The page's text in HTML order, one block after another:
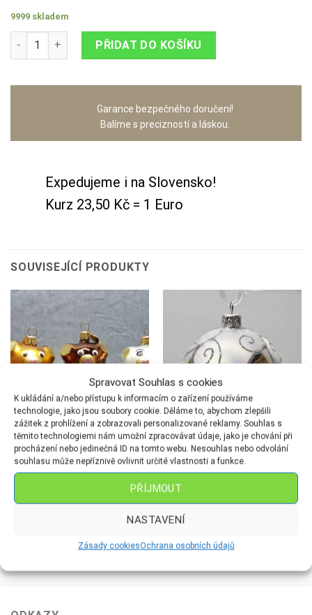
Spravovat Souhlas s cookies
K ukládání a/nebo přístupu k informacím o zařízení používáme
technologie, jako jsou soubory cookie. Děláme to, abychom zlepšili
zážitek z prohlížení a zobrazovali personalizované reklamy. Souhlas s
těmito technologiemi nám umožní zpracovávat údaje, jako je chování při
procházení nebo jedinečná ID na tomto webu. Nesouhlas nebo odvolání
souhlasu může nepříznivě ovlivnit určité vlastnosti a funkce.
PŘÍJMOUT
NASTAVENÍ
Zásady cookiesOchrana osobních údajů
9999 skladem
Miniatura - včela množstvíPŘIDAT DO KOŠÍKU
Garance bezpečného doručení!
Balíme s precizností a láskou.
Expedujeme i na Slovensko!
Kurz 23,50 Kč = 1 Euro
SOUVISEJÍCÍ PRODUKTY
Medvídek-volný tvar
Mrazolak Zrcátko
89Kč